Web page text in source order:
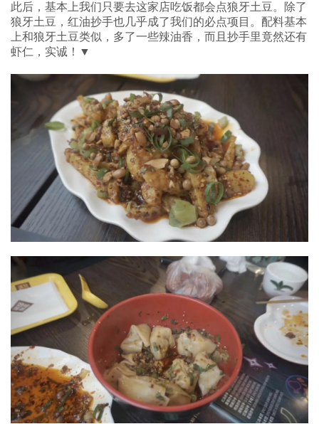
此后，基本上我们只要去这家店吃饭都会点狼牙土豆。除了
狼牙土豆，红油抄手也几乎成了我们的必点项目。配料基本
上和狼牙土豆类似，多了一些辣油香，而且抄手里竟然还有
虾仁，实诚！▼